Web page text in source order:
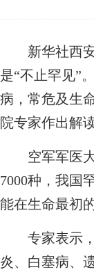
新华社西安2
是“不止罕见”
病，常危及生
院专家作出解读
空军军医大
7000种，我国
能在生命最初
专家表示，
炎、白塞病、